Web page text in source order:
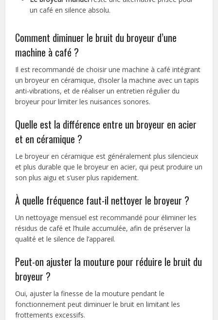
un café en silence absolu.
Comment diminuer le bruit du broyeur d’une
machine à café ?
Il est recommandé de choisir une machine à café intégrant
un broyeur en céramique, d’isoler la machine avec un tapis
anti-vibrations, et de réaliser un entretien régulier du
broyeur pour limiter les nuisances sonores.
Quelle est la différence entre un broyeur en acier
et en céramique ?
Le broyeur en céramique est généralement plus silencieux
et plus durable que le broyeur en acier, qui peut produire un
son plus aigu et s’user plus rapidement.
À quelle fréquence faut-il nettoyer le broyeur ?
Un nettoyage mensuel est recommandé pour éliminer les
résidus de café et l’huile accumulée, afin de préserver la
qualité et le silence de l’appareil.
Peut-on ajuster la mouture pour réduire le bruit du
broyeur ?
Oui, ajuster la finesse de la mouture pendant le
fonctionnement peut diminuer le bruit en limitant les
frottements excessifs.